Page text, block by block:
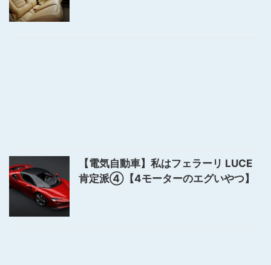
【電気自動車】私はフェラーリ LUCE
肯定派④【4モーターのエグいやつ】